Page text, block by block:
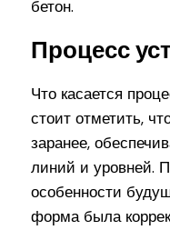
бетон.
Процесс
Что касается
стоит отметить,
заранее,
линий и уровней.
особенности
форма была